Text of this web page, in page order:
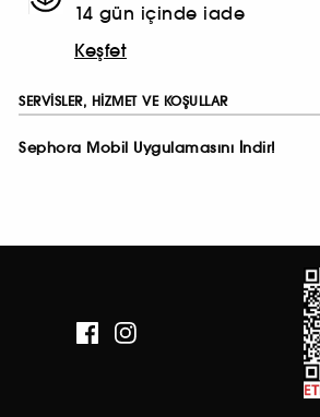
14 gün içinde iade
Keşfet
SERVISLER, HIZMET VE KOŞULLAR
Sephora Mobil Uygulamasını İndir!